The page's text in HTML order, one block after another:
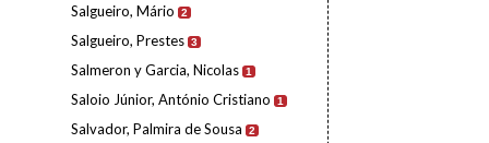
Salgueiro, Mário 2
Salgueiro, Prestes 3
Salmeron y Garcia, Nicolas 1
Saloio Júnior, António Cristiano 1
Salvador, Palmira de Sousa 2